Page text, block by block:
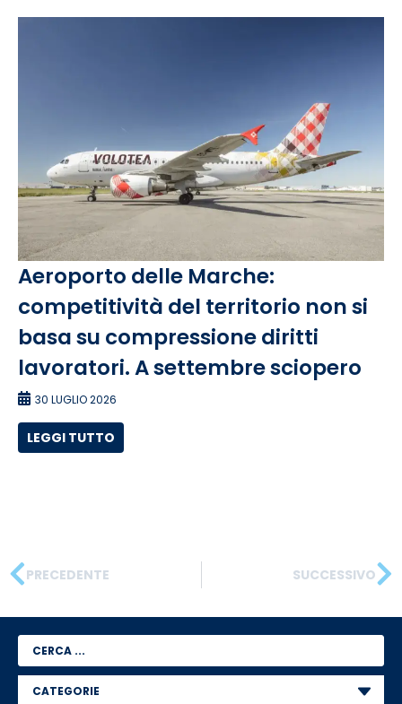
Aeroporto delle Marche:
competitività del territorio non si
basa su compressione diritti
lavoratori. A settembre sciopero
30 LUGLIO 2026
LEGGI TUTTO
PRECEDENTE SUCCESSIVO